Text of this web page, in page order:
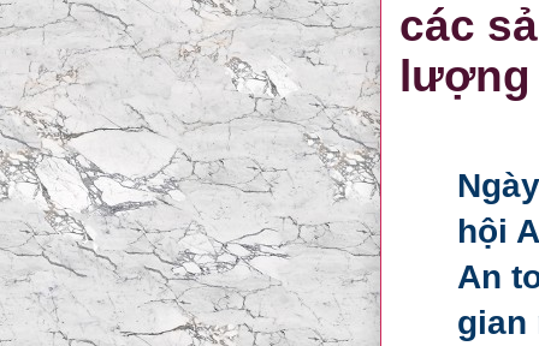
các
lượng
hội
An
gian